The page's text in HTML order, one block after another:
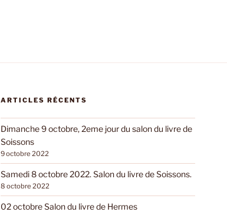
ARTICLES RÉCENTS
Dimanche 9 octobre, 2eme jour du salon du livre de
Soissons
9 octobre 2022
Samedi 8 octobre 2022. Salon du livre de Soissons.
8 octobre 2022
02 octobre Salon du livre de Hermes